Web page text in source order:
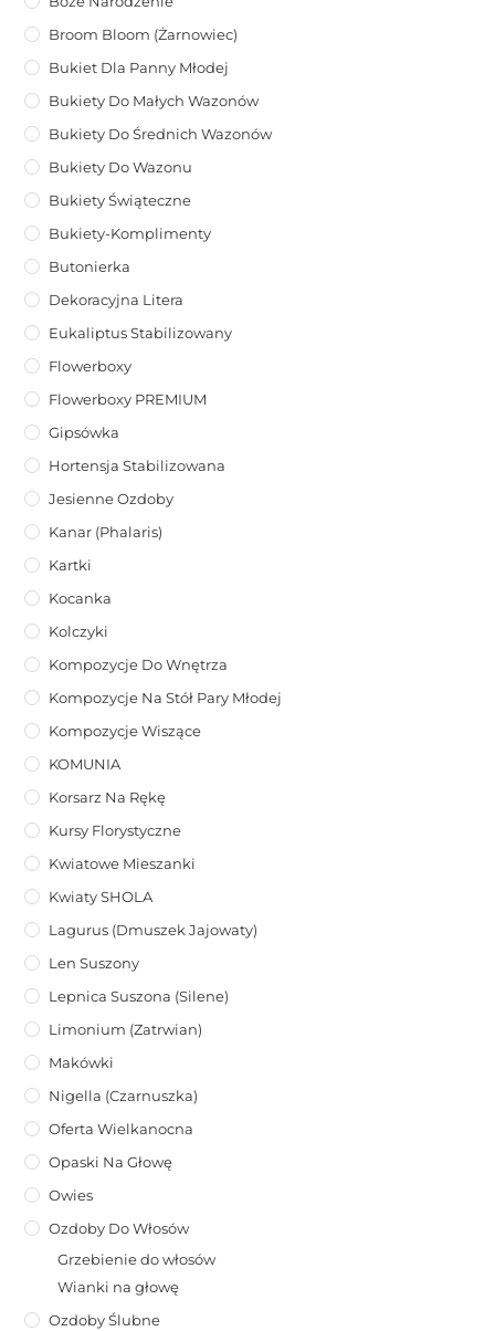
Broom Bloom (żarnowiec)
Bukiet Dla Panny Młodej
Bukiety Do Małych Wazonów
Bukiety Do Średnich Wazonów
Bukiety Do Wazonu
Bukiety Świąteczne
Bukiety-Komplimenty
Butonierka
Dekoracyjna Litera
Eukaliptus Stabilizowany
Flowerboxy
Flowerboxy PREMIUM
Gipsówka
Hortensja Stabilizowana
Jesienne Ozdoby
Kanar (phalaris)
Kartki
Kocanka
Kolczyki
Kompozycje Do Wnętrza
Kompozycje Na Stół Pary Młodej
Kompozycje Wiszące
KOMUNIA
Korsarz Na Rękę
Kursy Florystyczne
Kwiatowe Mieszanki
Kwiaty SHOLA
Lagurus (dmuszek Jajowaty)
Len Suszony
Lepnica Suszona (Silene)
Limonium (zatrwian)
Makówki
Nigella (Czarnuszka)
Oferta Wielkanocna
Opaski Na Głowę
Owies
Ozdoby Do Włosów
Grzebienie do włosów
Wianki na głowę
Ozdoby Ślubne